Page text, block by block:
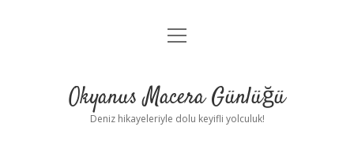
Anasayfa
Yasal Uyarı
menüyü
Okyanus Macera Günlüğü
Deniz hikayeleriyle dolu keyifli yolculuk!